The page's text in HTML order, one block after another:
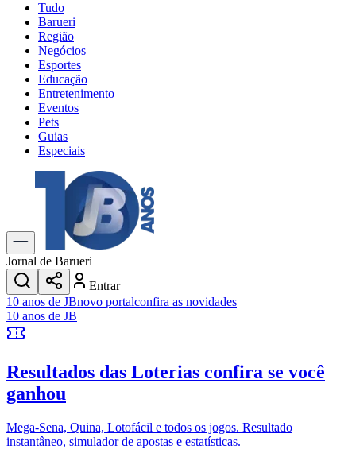
Tudo
Barueri
Região
Negócios
Esportes
Educação
Entretenimento
Eventos
Pets
Guias
Especiais
Explore Tudo
Últimas Notícias
Previsão do Tempo
Trânsito e Rotas
Dia a Dia & Lazer
Transportes
Gastronomia
Cinema & Shows
JogosNovo
Anuncie no Portal
Cadastrar Empresa
Divulgar Vagas
Política
Jornal de Barueri
Entrar
10 anos de JBnovo portalconfira as novidades
10 anos de JB
Resultados das Loterias confira se você
ganhou
Mega-Sena, Quina, Lotofácil e todos os jogos. Resultado
instantâneo, simulador de apostas e estatísticas.